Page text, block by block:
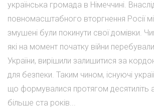
українська громада в Німеччині.
повномасштабного вторгнення Росії
змушені були покинути свої домівки.
які на момент початку війни
України, вирішили залишитися за
для безпеки. Таким чином, існуючі
що формувалися протягом десятиліть
більше ста років...